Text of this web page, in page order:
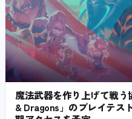
魔法武器を作り上げて戦う
& Dragons」のプレイテス